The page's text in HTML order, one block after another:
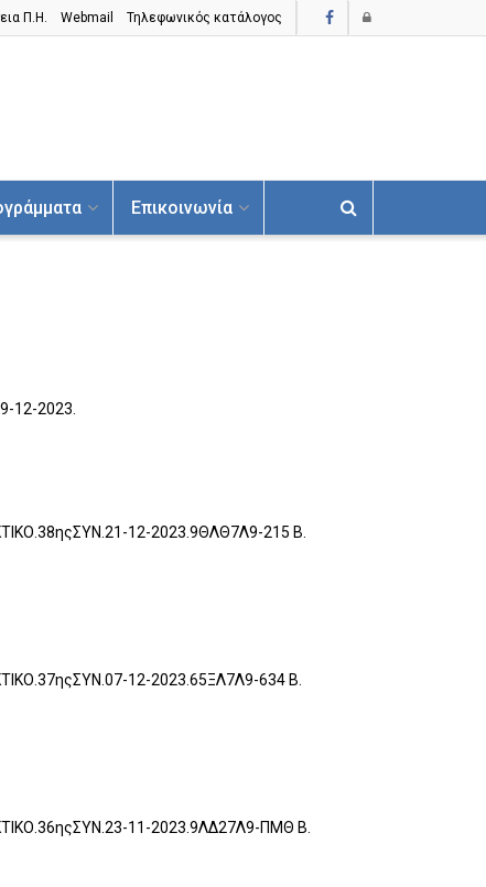
Π.H. Webmail Τηλεφωνικός κατάλογος
Επικοινωνία
12-2023.
12-2023.9ΘΛΘ7Λ9-215 Β.
12-2023.65ΞΛ7Λ9-634 Β.
11-2023.9ΛΔ27Λ9-ΠΜΘ Β.